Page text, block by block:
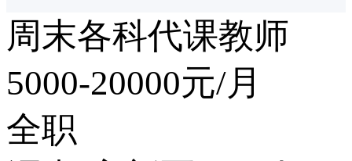
周末各科代课教师
5000-20000元/月
全职